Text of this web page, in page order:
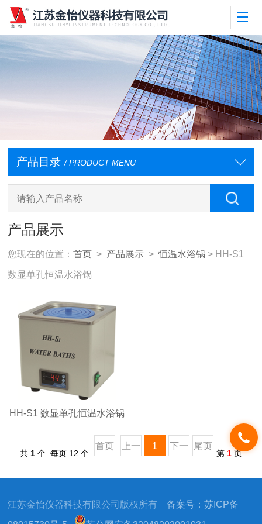
产品目录 / PRODUCT MENU
产品展示
您现在的位置：首页 > 产品展示 >恒温水浴锅 > HH-S1
数显单孔恒温水浴锅
HH-S1 数显单孔恒温水浴锅
共 1 个 每页 12 个
首页 上一 1 下一 尾页
第 1页
江苏金怡仪器科技有限公司版权所有备案号：苏ICP备